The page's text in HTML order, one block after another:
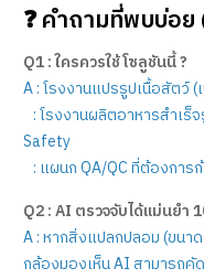
❓ คำถามที่พบบ่อย
Q1 : ใครควรใช้โซลูชันนี้ ?
A : โรงงานแปรรูปเนื้อสัตว์ (
: โรงงานผลิตอาหารสำเร็
Safety
: แผนก QA/QC ที่ต้องการ
Q2 : AI ตรวจจับได้แม่นยำ
A : หากสิ่งแปลกปลอม (ขนา
กล้องมองเห็น AI สามารถ